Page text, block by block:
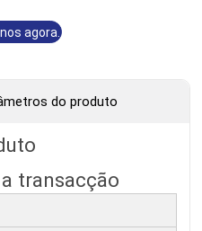
agora.
do produto
transacção